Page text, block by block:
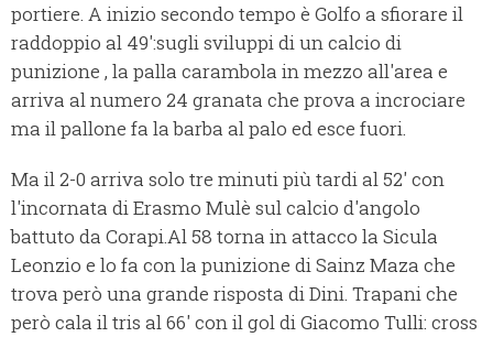
portiere. A inizio secondo tempo è Golfo a sfiorare il
raddoppio al 49':sugli sviluppi di un calcio di
punizione , la palla carambola in mezzo all'area e
arriva al numero 24 granata che prova a incrociare
ma il pallone fa la barba al palo ed esce fuori.
Ma il 2-0 arriva solo tre minuti più tardi al 52' con
l'incornata di Erasmo Mulè sul calcio d'angolo
battuto da Corapi.Al 58 torna in attacco la Sicula
Leonzio e lo fa con la punizione di Sainz Maza che
trova però una grande risposta di Dini. Trapani che
però cala il tris al 66' con il gol di Giacomo Tulli: cross